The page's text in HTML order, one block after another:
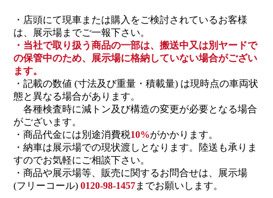
・店頭にて現車または購入をご検討されているお客様
は、展示場までご一報下さい。
・当社で取り扱う商品の一部は、搬送中又は別ヤードで
の保管中のため、展示場に格納していない場合がござい
ます。
・記載の数値 (寸法及び重量・積載量) は現時点の車両状
態と異なる場合があります。
各種検査時に減トン及び構造の変更が必要となる場合
がございます。
・商品代金には別途消費税10%がかかります。
・納車は展示場での現状渡しとなります。陸送も承りま
すのでお気軽にご相談下さい。
・商品や展示場等、販売に関するお問合せは、展示場
(フリーコール) 0120-98-1457までお願いします。